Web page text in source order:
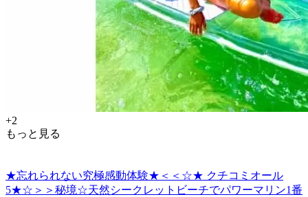
+2
もっと見る
★忘れられない究極感動体験★＜＜☆★ クチコミオール
5★☆＞＞秘境☆天然シークレットビーチでパワーマリン1番